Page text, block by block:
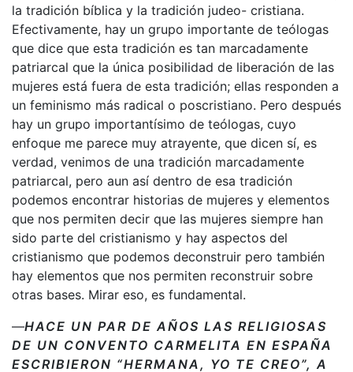
la tradición bíblica y la tradición judeo- cristiana.
Efectivamente, hay un grupo importante de teólogas
que dice que esta tradición es tan marcadamente
patriarcal que la única posibilidad de liberación de las
mujeres está fuera de esta tradición; ellas responden a
un feminismo más radical o poscristiano. Pero después
hay un grupo importantísimo de teólogas, cuyo
enfoque me parece muy atrayente, que dicen sí, es
verdad, venimos de una tradición marcadamente
patriarcal, pero aun así dentro de esa tradición
podemos encontrar historias de mujeres y elementos
que nos permiten decir que las mujeres siempre han
sido parte del cristianismo y hay aspectos del
cristianismo que podemos deconstruir pero también
hay elementos que nos permiten reconstruir sobre
otras bases. Mirar eso, es fundamental.
—HACE UN PAR DE AÑOS LAS RELIGIOSAS
DE UN CONVENTO CARMELITA EN ESPAÑA
ESCRIBIERON “HERMANA, YO TE CREO”, A